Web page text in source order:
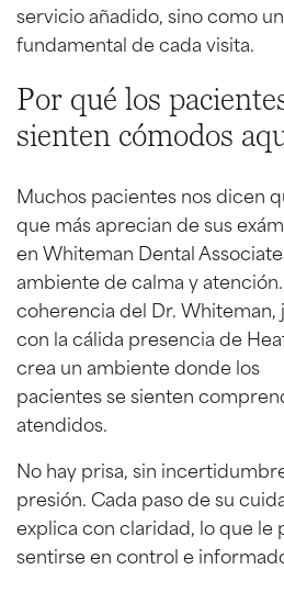
servicio añadido, sino como
fundamental de cada visita.
Por qué los
sienten cómodos
Muchos pacientes nos dicen
que más aprecian de sus
en Whiteman Dental
ambiente de calma y
coherencia del Dr. Whiteman,
con la cálida presencia de
crea un ambiente donde los
pacientes se sienten
atendidos.
No hay prisa, sin
presión. Cada paso de su
explica con claridad, lo que le
sentirse en control e